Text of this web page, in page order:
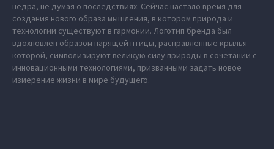
недра, не думая о последствиях. Сейчас настало время для
создания нового образа мышления, в котором природа и
технологии существуют в гармонии. Логотип бренда был
вдохновлен образом парящей птицы, расправленные крылья
которой, символизируют великую силу природы в сочетании с
инновационными технологиями, призванными задать новое
измерение жизни в мире будущего.